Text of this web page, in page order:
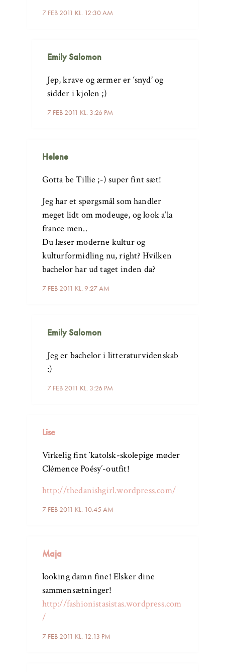
7 FEB 2011 KL. 12:30 AM
Emily Salomon
7 FEB 2011 KL. 3:26 PM
Jep, krave og ærmer er ‘snyd’ og
sidder i kjolen ;)
Helene
7 FEB 2011 KL. 9:27 AM
Gotta be Tillie ;-) super fint sæt!
Jeg har et spørgsmål som handler
meget lidt om modeuge, og look a’la
france men..
Du læser moderne kultur og
kulturformidling nu, right? Hvilken
bachelor har ud taget inden da?
Emily Salomon
7 FEB 2011 KL. 3:26 PM
Jeg er bachelor i litteraturvidenskab
:)
Lise
7 FEB 2011 KL. 10:45 AM
Virkelig fint ´katolsk-skolepige møder
Clémence Poésy´-outfit!
http://thedanishgirl.wordpress.com/
Maja
7 FEB 2011 KL. 12:13 PM
looking damn fine! Elsker dine
sammensætninger!
http://fashionistasistas.wordpress.com
/